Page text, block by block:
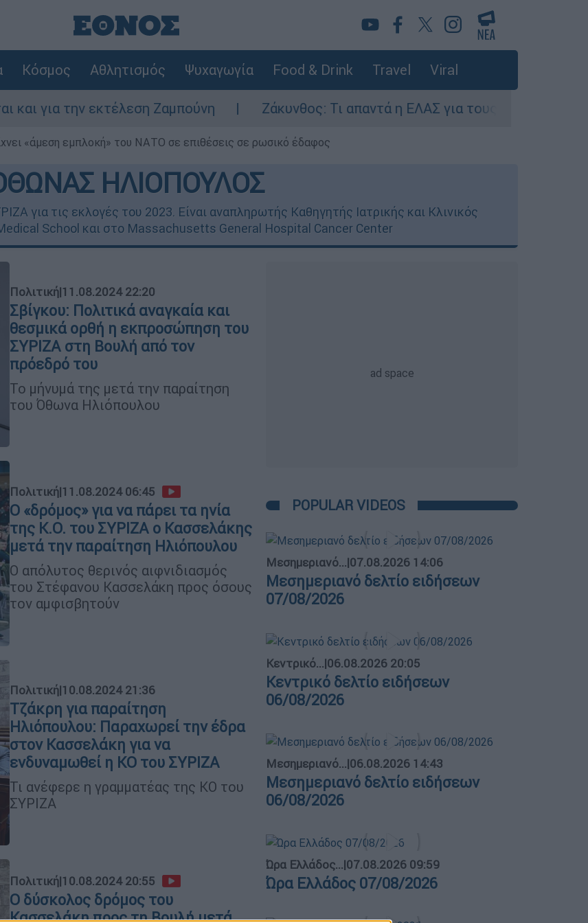
Κόσμος Αθλητισμός Ψυχαγωγία Food & Drink Travel Viral
Ζαμπούνη Ζάκυνθος: Τι απαντά η ΕΛΑΣ για τους 8 βιασμούς τουριστριών -
«άμεση εμπλοκή» του ΝΑΤΟ σε επιθέσεις σε ρωσικό έδαφος
ΗΛΙΟΠΟΥΛΟΣ
για τις εκλογές του 2023. Είναι αναπληρωτής Καθηγητής Ιατρικής και Κλινικός
School και στο Massachusetts General Hospital Cancer Center
Πολιτική|11.08.2024 22:20
Σβίγκου: Πολιτικά αναγκαία και
θεσμικά ορθή η εκπροσώπηση του
ΣΥΡΙΖΑ στη Βουλή από τον
πρόεδρό του
Το μήνυμά της μετά την παραίτηση
του Όθωνα Ηλιόπουλου
Πολιτική|11.08.2024 06:45
Ο «δρόμος» για να πάρει τα ηνία
της Κ.Ο. του ΣΥΡΙΖΑ ο Κασσελάκης
μετά την παραίτηση Ηλιόπουλου
Ο απόλυτος θερινός αιφνιδιασμός
του Στέφανου Κασσελάκη προς όσους
τον αμφισβητούν
Πολιτική|10.08.2024 21:36
Τζάκρη για παραίτηση
Ηλιόπουλου: Παραχωρεί την έδρα
στον Κασσελάκη για να
ενδυναμωθεί η ΚΟ του ΣΥΡΙΖΑ
Τι ανέφερε η γραμματέας της ΚΟ του
ΣΥΡΙΖΑ
Πολιτική|10.08.2024 20:55
Ο δύσκολος δρόμος του
Κασσελάκη προς τη Βουλή μετά
POPULAR VIDEOS
Μεσημεριανό...|07.08.2026 14:06
Μεσημεριανό δελτίο ειδήσεων
07/08/2026
Κεντρικό...|06.08.2026 20:05
Κεντρικό δελτίο ειδήσεων
06/08/2026
Μεσημεριανό...|06.08.2026 14:43
Μεσημεριανό δελτίο ειδήσεων
06/08/2026
Ώρα Ελλάδος...|07.08.2026 09:59
Ώρα Ελλάδος 07/08/2026